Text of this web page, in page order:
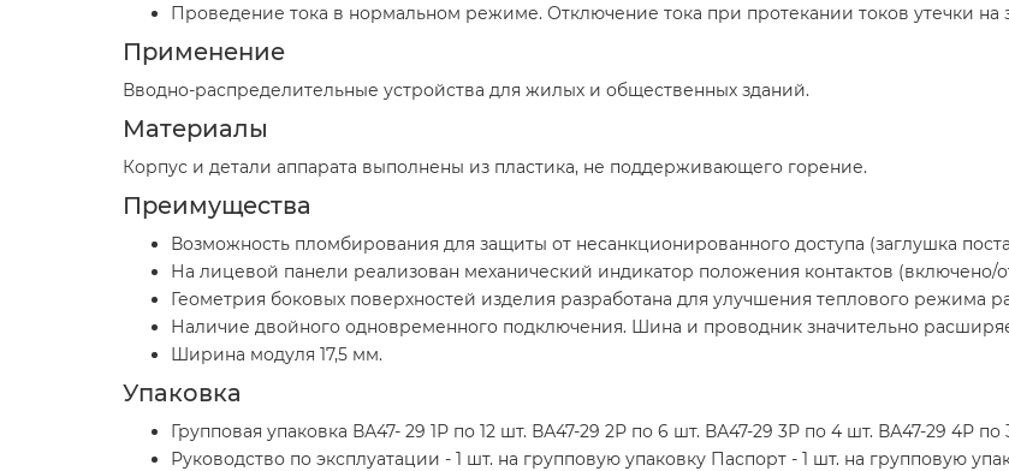
Проведение тока в нормальном режиме. Отключение тока при протекании токов утечки на
Применение
Вводно-распределительные устройства для жилых и общественных зданий.
Материалы
Корпус и детали аппарата выполнены из пластика, не поддерживающего горение.
Преимущества
Возможность пломбирования для защиты от несанкционированного доступа (заглушка
На лицевой панели реализован механический индикатор положения контактов (включено/
Геометрия боковых поверхностей изделия разработана для улучшения теплового режима
Наличие двойного одновременного подключения. Шина и проводник значительно
Ширина модуля 17,5 мм.
Упаковка
Групповая упаковка ВА47- 29 1Р по 12 шт. ВА47-29 2Р по 6 шт. ВА47-29 3Р по 4 шт. ВА47-29 4Р по
Руководство по эксплуатации - 1 шт. на групповую упаковку Паспорт - 1 шт. на групповую